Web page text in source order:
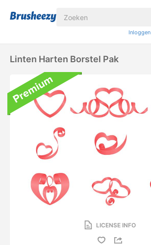
Inloggen
Linten Harten Borstel Pak
LICENSE INFO